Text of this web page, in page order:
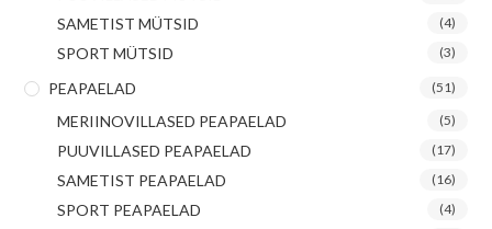
SAMETIST MÜTSID (4)
SPORT MÜTSID (3)
PEAPAELAD (51)
MERIINOVILLASED PEAPAELAD (5)
PUUVILLASED PEAPAELAD (17)
SAMETIST PEAPAELAD (16)
SPORT PEAPAELAD (4)